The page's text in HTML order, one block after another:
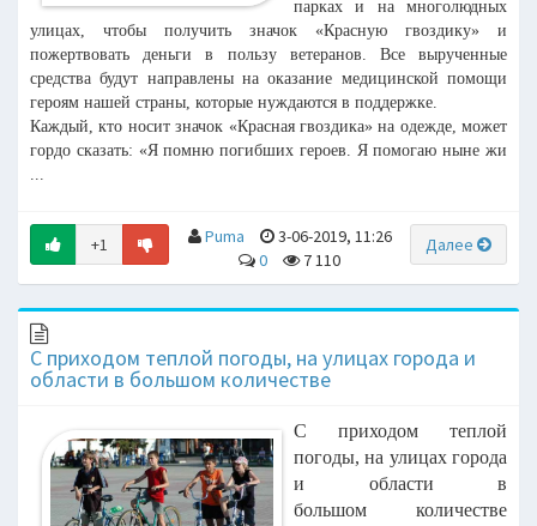
парках и на многолюдных
улицах, чтобы получить значок «Красную гвоздику» и
пожертвовать деньги в пользу ветеранов. Все вырученные
средства будут направлены на оказание медицинской помощи
героям нашей страны, которые нуждаются в поддержке.
Каждый, кто носит значок «Красная гвоздика» на одежде, может
гордо сказать: «Я помню погибших героев. Я помогаю ныне жи
...
+1 Далее
Puma
3-06-2019, 11:26
0
7 110
С приходом теплой погоды, на улицах города и
области в большом количестве
С приходом теплой
погоды, на улицах города
и области в
большом количестве